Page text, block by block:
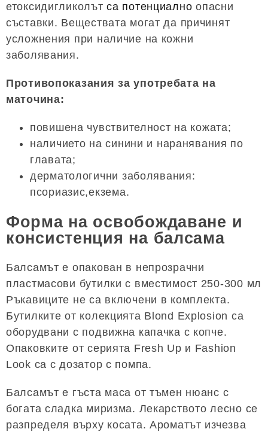
етоксидигликолътса потенциално опасни
съставки. Веществата могат да причинят
усложнения при наличие на кожни
заболявания.
Противопоказания за употребата на
маточина:
повишена чувствителност на кожата;
наличието на синини и наранявания по
главата;
дерматологични заболявания:
псориазис,екзема.
Форма на освобождаване и
консистенция на балсама
Балсамът е опакован в непрозрачни
пластмасови бутилки с вместимост 250-300 мл
Ръкавиците не са включени в комплекта.
Бутилките от колекцията Blond Explosion са
оборудвани с подвижна капачка с копче.
Опаковките от серията Fresh Up и Fashion
Look са с дозатор с помпа.
Балсамът е гъста маса от тъмен нюанс с
богата сладка миризма. Лекарството лесно се
разпределя върху косата. Ароматът изчезва